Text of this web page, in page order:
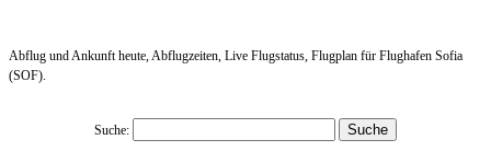
Abflug und Ankunft heute, Abflugzeiten, Live Flugstatus, Flugplan für Flughafen Sofia
(SOF).
Suche: